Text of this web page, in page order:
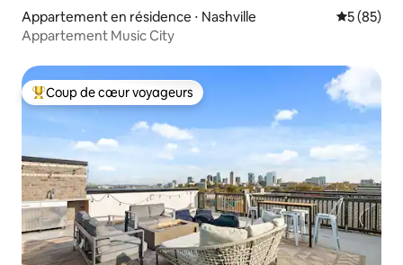
Appartement en résidence ⋅ Nashville
5 (85)
Appartement Music City
Coups de cœur voyageurs les plus appréciés
Coup de cœur voyageurs